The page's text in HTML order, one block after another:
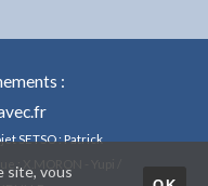
:
SETSO : Patrick
: X.MORON - Yupi /
site, vous